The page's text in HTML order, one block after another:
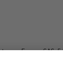
Europe SAS. 5